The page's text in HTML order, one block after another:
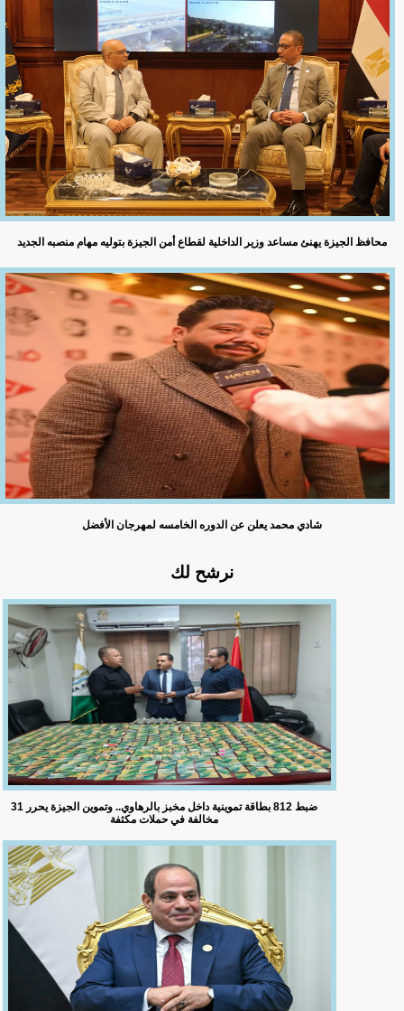
محافظ الجيزة يهنئ مساعد وزير الداخلية لقطاع أمن الجيزة بتوليه مهام منصبه الجديد
شادي محمد يعلن عن الدوره الخامسه لمهرجان الأفضل
نرشح لك
ضبط 812 بطاقة تموينية داخل مخبز بالرهاوي.. وتموين الجيزة يحرر 31
مخالفة في حملات مكثفة